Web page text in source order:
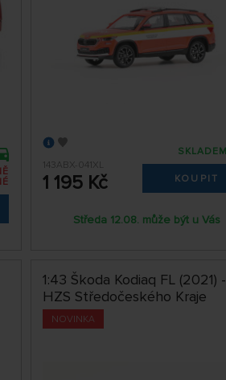
143ABX-041XL
1 195 Kč KOUPIT
Středa 12.08. může být u Vás
1:43 Škoda Kodiaq FL (2021) -
HZS Středočeského Kraje
NOVINKA